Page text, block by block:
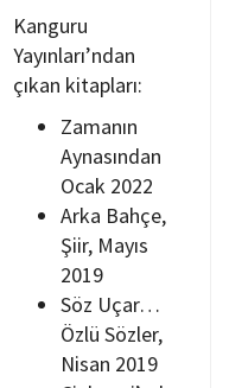
Kanguru
Yayınları’ndan
çıkan kitapları:
Zamanın
Aynasından
Ocak 2022
Arka Bahçe,
Şiir, Mayıs
2019
Söz Uçar…
Özlü Sözler,
Nisan 2019